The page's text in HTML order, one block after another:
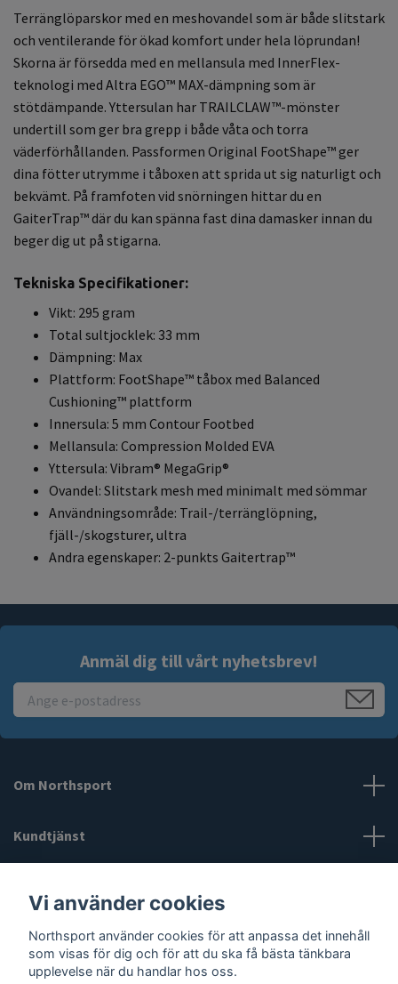
Terränglöparskor med en meshovandel som är både slitstark
och ventilerande för ökad komfort under hela löprundan!
Skorna är försedda med en mellansula med InnerFlex-
teknologi med Altra EGO™ MAX-dämpning som är
stötdämpande. Yttersulan har TRAILCLAW™-mönster
undertill som ger bra grepp i både våta och torra
väderförhållanden. Passformen Original FootShape™ ger
dina fötter utrymme i tåboxen att sprida ut sig naturligt och
bekvämt. På framfoten vid snörningen hittar du en
GaiterTrap™ där du kan spänna fast dina damasker innan du
beger dig ut på stigarna.
Tekniska Specifikationer:
Vikt: 295 gram
Total sultjocklek: 33 mm
Dämpning: Max
Plattform: FootShape™ tåbox med Balanced
Cushioning™ plattform
Innersula: 5 mm Contour Footbed
Mellansula: Compression Molded EVA
Yttersula: Vibram® MegaGrip®
Ovandel: Slitstark mesh med minimalt med sömmar
Användningsområde: Trail-/terränglöpning,
fjäll-/skogsturer, ultra
Andra egenskaper: 2-punkts Gaitertrap™
Anmäl dig till vårt nyhetsbrev!
Om Northsport
Kundtjänst
Sociala medier
Vi använder cookies
Northsport använder cookies för att anpassa det innehåll
som visas för dig och för att du ska få bästa tänkbara
upplevelse när du handlar hos oss.